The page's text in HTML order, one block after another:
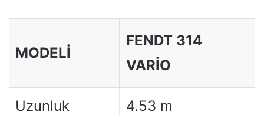
MODELI
FENDT 314
VARIO
Uzunluk 4.53 m